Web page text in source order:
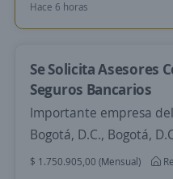
Hace 6 horas
Se Solicita Asesores
Seguros Bancarios
Importante empresa
Bogotá, D.C., Bogotá,
$ 1.750.905,00 (Mensual)